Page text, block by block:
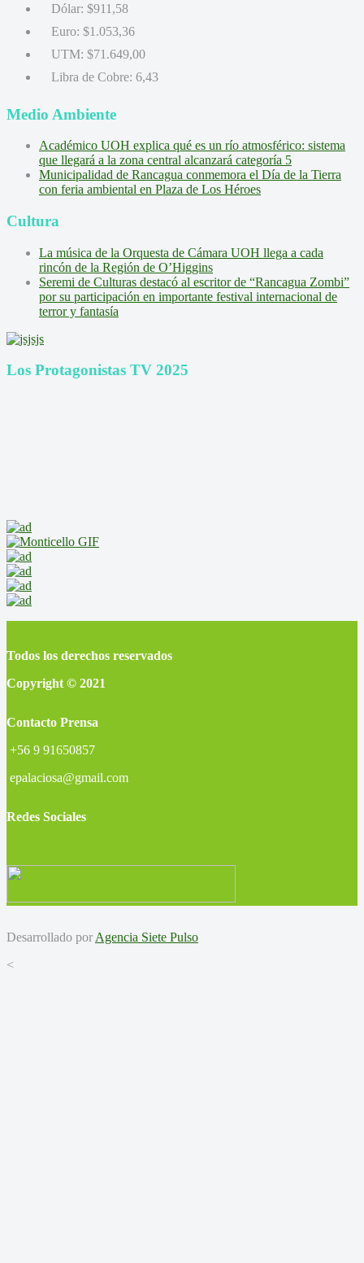
Dólar: $911,58
Euro: $1.053,36
UTM: $71.649,00
Libra de Cobre: 6,43
Medio Ambiente
Académico UOH explica qué es un río atmosférico: sistema
que llegará a la zona central alcanzará categoría 5
Municipalidad de Rancagua conmemora el Día de la Tierra
con feria ambiental en Plaza de Los Héroes
Cultura
La música de la Orquesta de Cámara UOH llega a cada
rincón de la Región de O’Higgins
Seremi de Culturas destacó al escritor de “Rancagua Zombi”
por su participación en importante festival internacional de
terror y fantasía
Los Protagonistas TV 2025
Todos los derechos reservados
Copyright © 2021
Contacto Prensa
+56 9 91650857
epalaciosa@gmail.com
Redes Sociales
Desarrollado por Agencia Siete Pulso
<